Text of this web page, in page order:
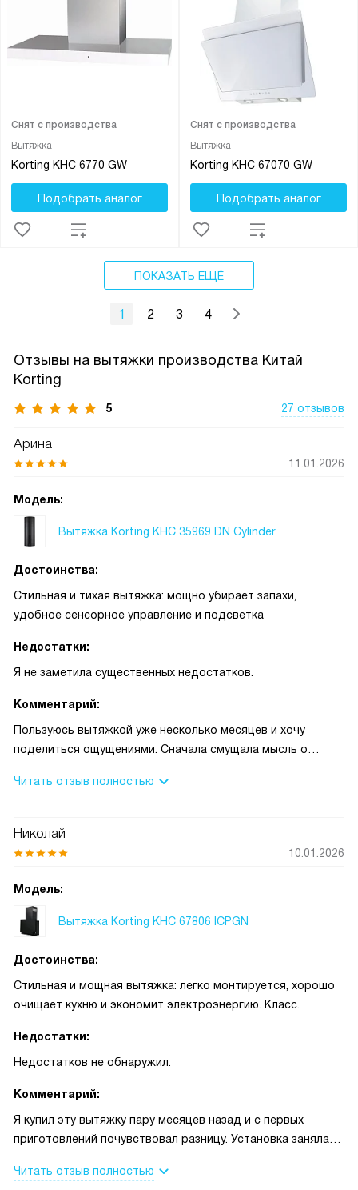
Вытяжка
Korting KHC 6770 GW
Снят с производства
Подобрать аналог
Вытяжка
Korting KHC 67070 GW
Снят с производства
Подобрать аналог
ПОКАЗАТЬ ЕЩЁ
1 2 3 4
Отзывы на вытяжки производства Китай
Korting
5 27 отзывов
Арина
11.01.2026
Модель:
Вытяжка Korting KHC 35969 DN Cylinder
Достоинства:
Стильная и тихая вытяжка: мощно убирает запахи,
удобное сенсорное управление и подсветка
Недостатки:
Я не заметила существенных недостатков.
Комментарий:
Пользуюсь вытяжкой уже несколько месяцев и хочу
поделиться ощущениями. Сначала смущала мысль о
специалист закрепил и подключил без лишних хлопот.
нет возможности подключить воздуховод — отдельно
купленный угольный фильтр решил проблему запахов.
приходится возвращаться на кухню. В целом прибор
удобен в повседневной эксплуатации: прост в управлении,
надежно справляется с запахами и не мешает тишине
ненавязчивое решение для кухни.
Читать отзыв полностью
Николай
10.01.2026
Модель:
Вытяжка Korting KHC 67806 ICPGN
Достоинства:
Стильная и мощная вытяжка: легко монтируется, хорошо
очищает кухню и экономит электроэнергию. Класс.
Недостатки:
Недостатков не обнаружил.
Комментарий:
Я купил эту вытяжку пару месяцев назад и с первых
приготовлений почувствовал разницу. Установка заняла
понятна, всё встало ровно. Светодиодная лампочка
Читать отзыв полностью